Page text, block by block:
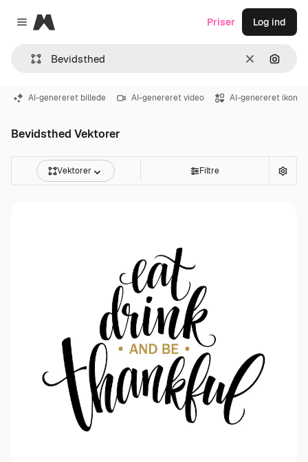
Close menu
Magnific
Klar Søg
Priser Log ind
AI-genereret billede AI-genereret video AI-genereret ikon
Bevidsthed Vektorer
Vektorer Filtre